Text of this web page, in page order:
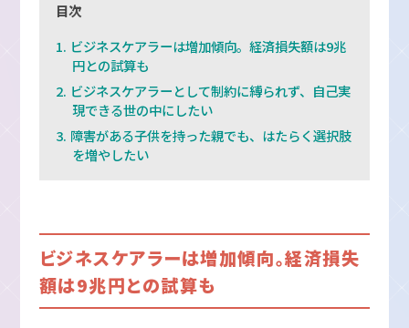
目次
ビジネスケアラーは増加傾向。経済損失額は9兆
円との試算も
ビジネスケアラーとして制約に縛られず、自己実
現できる世の中にしたい
障害がある子供を持った親でも、はたらく選択肢
を増やしたい
ビジネスケアラーは増加傾向。経済損失
額は9兆円との試算も